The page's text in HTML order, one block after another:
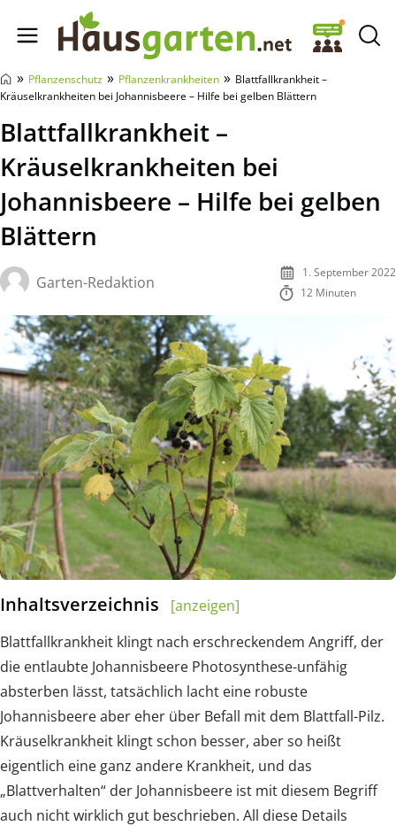
Hausgarten.net
» Pflanzenschutz » Pflanzenkrankheiten » Blattfallkrankheit –
Kräuselkrankheiten bei Johannisbeere – Hilfe bei gelben Blättern
Blattfallkrankheit –
Kräuselkrankheiten bei
Johannisbeere – Hilfe bei gelben
Blättern
Garten-Redaktion
1. September 2022
12 Minuten
Inhaltsverzeichnis
[anzeigen]
Blattfallkrankheit klingt nach erschreckendem Angriff, der
die entlaubte Johannisbeere Photosynthese-unfähig
absterben lässt, tatsächlich lacht eine robuste
Johannisbeere aber eher über Befall mit dem Blattfall-Pilz.
Kräuselkrankheit klingt schon besser, aber so heißt
eigentlich eine ganz andere Krankheit, und das
„Blattverhalten“ der Johannisbeere ist mit diesem Begriff
auch nicht wirklich gut beschrieben. All diese Details